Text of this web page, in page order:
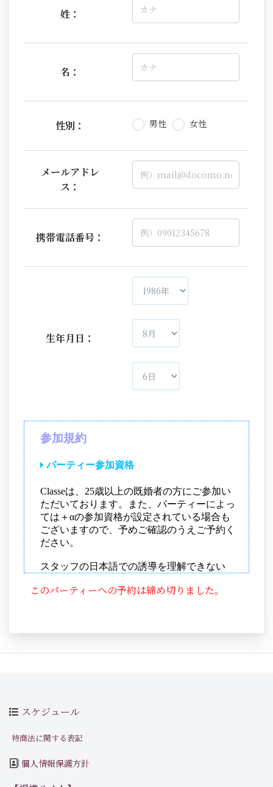
姓：
名：
性別： 男性 女性
メールアドレ
ス：
携帯電話番号：
生年月日：
このパーティーへの予約は締め切りました。
スケジュール
特商法に関する表記
個人情報保護方針